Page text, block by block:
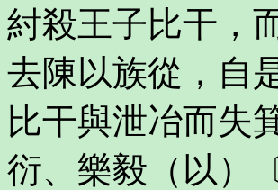
紂殺王子比干，
去陳以族從，自
比干與泄冶而失
衍、樂毅（以）